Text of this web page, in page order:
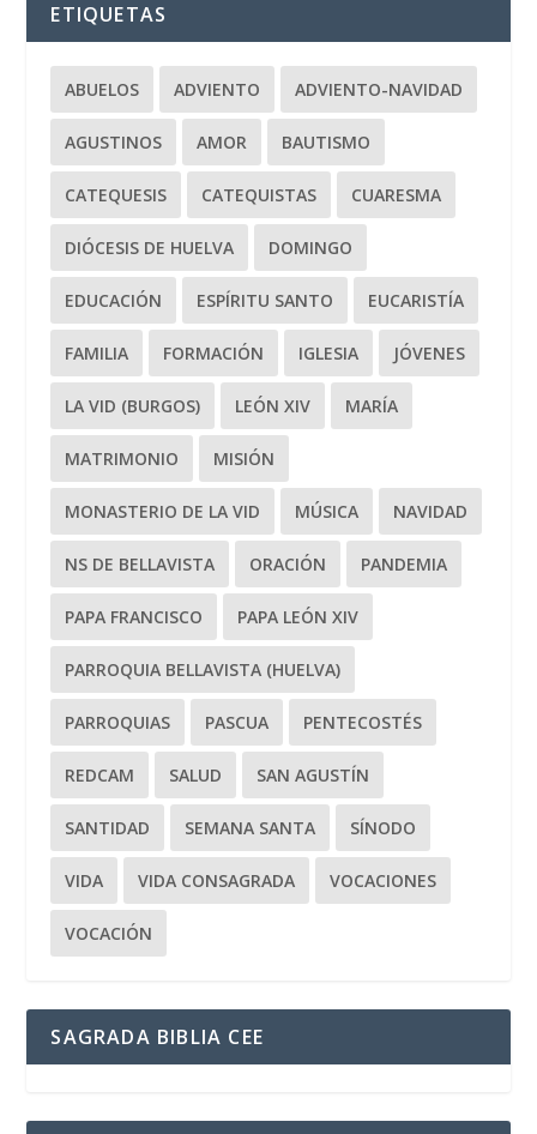
ETIQUETAS
ABUELOS ADVIENTO ADVIENTO-NAVIDAD
AGUSTINOS AMOR BAUTISMO
CATEQUESIS CATEQUISTAS CUARESMA
DIÓCESIS DE HUELVA DOMINGO
EDUCACIÓN ESPÍRITU SANTO EUCARISTÍA
FAMILIA FORMACIÓN IGLESIA JÓVENES
LA VID (BURGOS) LEÓN XIV MARÍA
MATRIMONIO MISIÓN
MONASTERIO DE LA VID MÚSICA NAVIDAD
NS DE BELLAVISTA ORACIÓN PANDEMIA
PAPA FRANCISCO PAPA LEÓN XIV
PARROQUIA BELLAVISTA (HUELVA)
PARROQUIAS PASCUA PENTECOSTÉS
REDCAM SALUD SAN AGUSTÍN
SANTIDAD SEMANA SANTA SÍNODO
VIDA VIDA CONSAGRADA VOCACIONES
VOCACIÓN
SAGRADA BIBLIA CEE